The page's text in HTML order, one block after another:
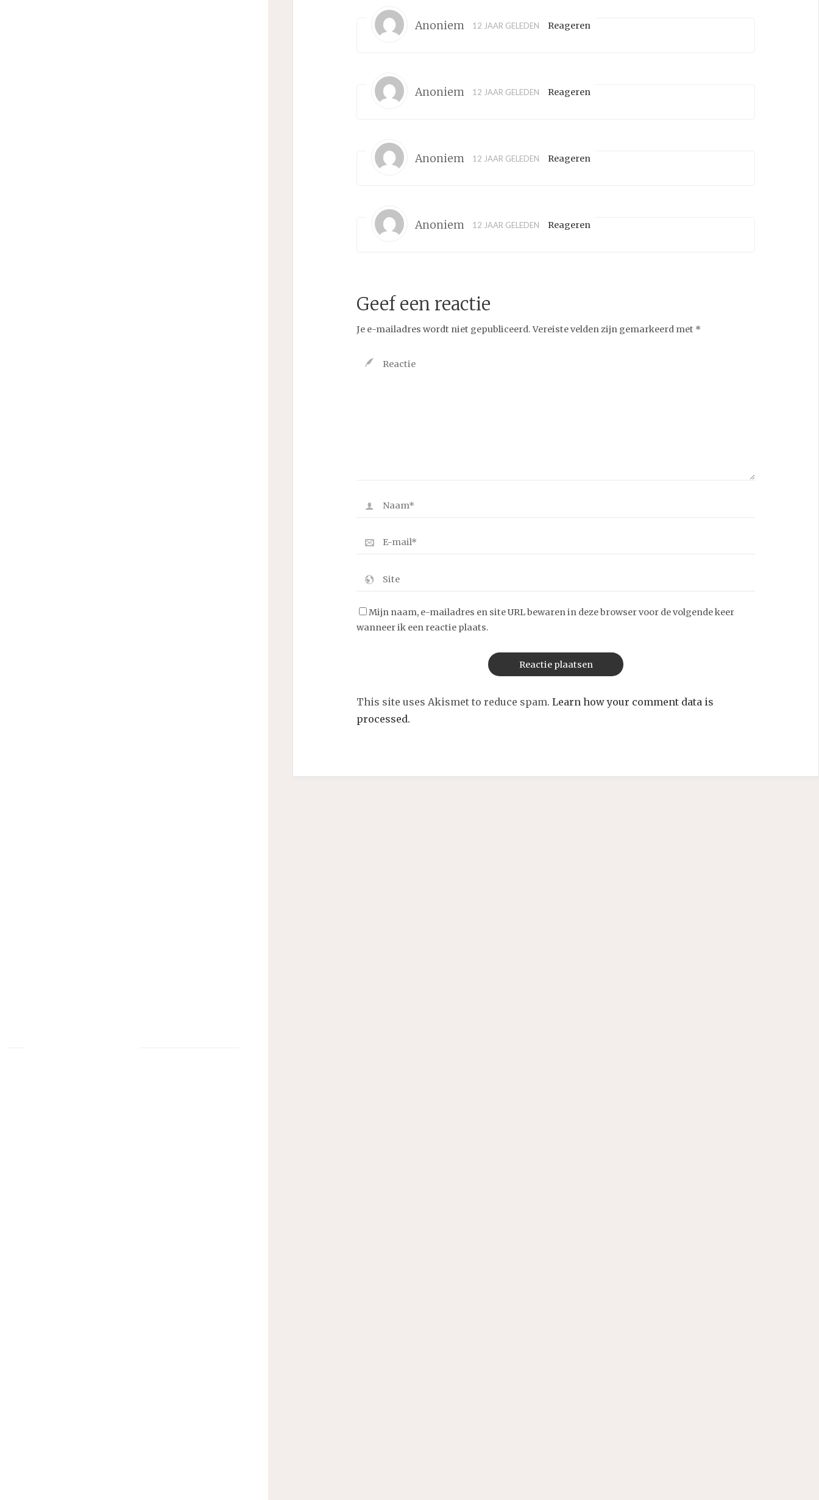
Anoniem 12 JAAR GELEDEN Reageren
Anoniem 12 JAAR GELEDEN Reageren
Anoniem 12 JAAR GELEDEN Reageren
Anoniem 12 JAAR GELEDEN Reageren
Geef een reactie
Je e-mailadres wordt niet gepubliceerd. Vereiste velden zijn gemarkeerd met *
Mijn naam, e-mailadres en site URL bewaren in deze browser voor de volgende keer
wanneer ik een reactie plaats.
This site uses Akismet to reduce spam. Learn how your comment data is
processed.